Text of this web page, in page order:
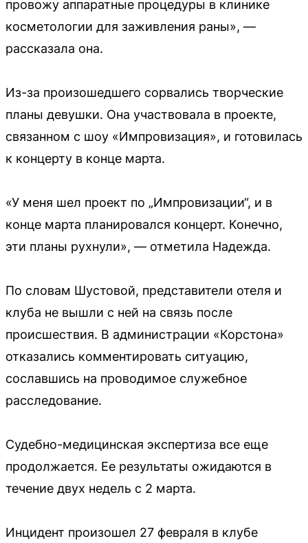
провожу аппаратные процедуры в клинике
косметологии для заживления раны», —
рассказала она.
Из-за произошедшего сорвались творческие
планы девушки. Она участвовала в проекте,
связанном с шоу «Импровизация», и готовилась
к концерту в конце марта.
«У меня шел проект по „Импровизации“, и в
конце марта планировался концерт. Конечно,
эти планы рухнули», — отметила Надежда.
По словам Шустовой, представители отеля и
клуба не вышли с ней на связь после
происшествия. В администрации «Корстона»
отказались комментировать ситуацию,
сославшись на проводимое служебное
расследование.
Судебно-медицинская экспертиза все еще
продолжается. Ее результаты ожидаются в
течение двух недель с 2 марта.
Инцидент произошел 27 февраля в клубе